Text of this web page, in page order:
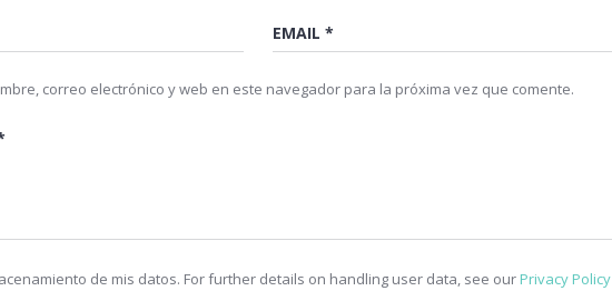
correo electrónico y web en este navegador para la próxima vez que comente.
de mis datos. For further details on handling user data, see ourPrivacy Policy